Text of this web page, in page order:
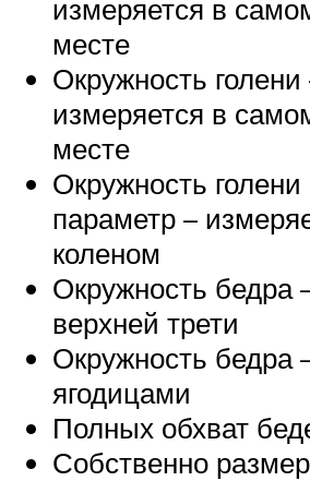
измеряется в
месте
Окружность голени
измеряется в
месте
Окружность голени
параметр –
коленом
Окружность бедра
верхней трети
Окружность бедра
ягодицами
Полных обхват
Собственно